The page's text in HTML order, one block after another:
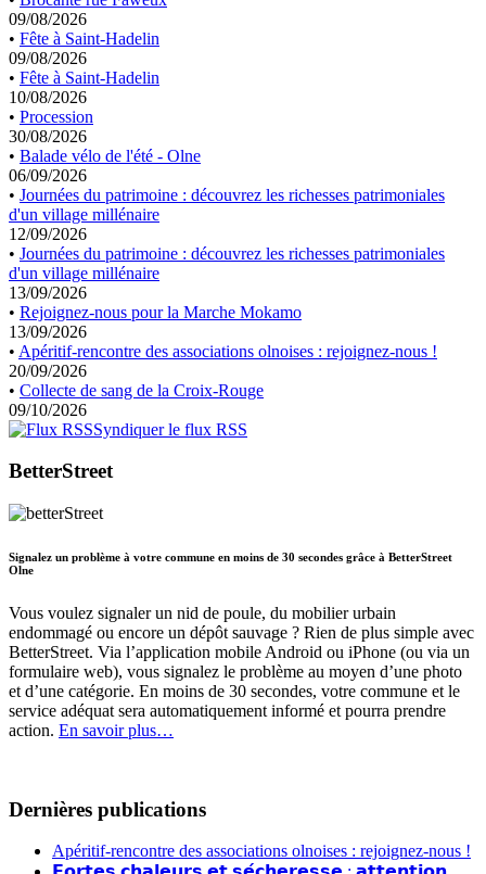
09/08/2026
• Fête à Saint-Hadelin
09/08/2026
• Fête à Saint-Hadelin
10/08/2026
• Procession
30/08/2026
• Balade vélo de l'été - Olne
06/09/2026
• Journées du patrimoine : découvrez les richesses patrimoniales
d'un village millénaire
12/09/2026
• Journées du patrimoine : découvrez les richesses patrimoniales
d'un village millénaire
13/09/2026
• Rejoignez-nous pour la Marche Mokamo
13/09/2026
• Apéritif-rencontre des associations olnoises : rejoignez-nous !
20/09/2026
• Collecte de sang de la Croix-Rouge
09/10/2026
Syndiquer le flux RSS
BetterStreet
Signalez un problème à votre commune en moins de 30 secondes grâce à BetterStreet
Olne
Vous voulez signaler un nid de poule, du mobilier urbain
endommagé ou encore un dépôt sauvage ? Rien de plus simple avec
BetterStreet. Via l’application mobile Android ou iPhone (ou via un
formulaire web), vous signalez le problème au moyen d’une photo
et d’une catégorie. En moins de 30 secondes, votre commune et le
service adéquat sera automatiquement informé et pourra prendre
action. En savoir plus…
Dernières publications
Apéritif-rencontre des associations olnoises : rejoignez-nous !